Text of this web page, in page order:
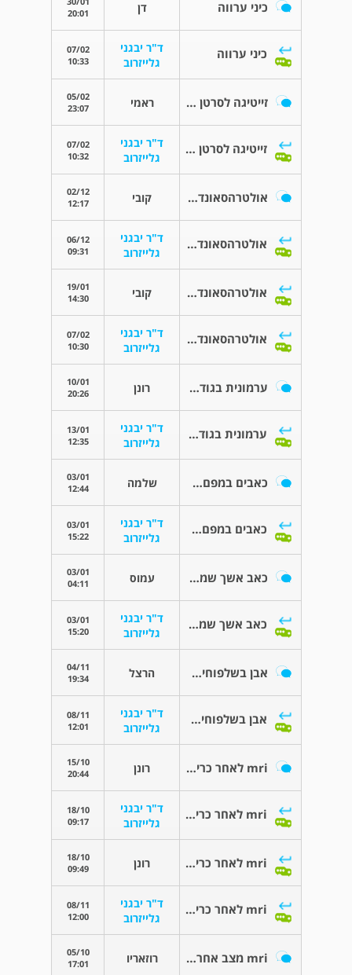
כיני ערווה דן
20:01
כיני ערווה
ד"ר יבגני
גלייזרוב
07/02
10:33
זייטיגה לסרטן ערמונית לא גרורתי ראמי
05/02
23:07
זייטיגה לסרטן ערמונית לא גרורתי
ד"ר יבגני
גלייזרוב
07/02
10:32
אולטרהסאונד ערמונית מצא ריבוי אבנים קובי
02/12
12:17
אולטרהסאונד ערמונית מצא ריבוי אבנים
ד"ר יבגני
גלייזרוב
06/12
09:31
אולטרהסאונד ערמונית מצא ריבוי אבנים קובי
19/01
14:30
אולטרהסאונד ערמונית מצא ריבוי אבנים
ד"ר יבגני
גלייזרוב
07/02
10:30
ערמונית בגודל חריג -סיכוי לסרטן?! רונן
10/01
20:26
ערמונית בגודל חריג -סיכוי לסרטן?!
ד"ר יבגני
גלייזרוב
13/01
12:35
כאבים במפםעה הימנית עם השלכה לאשך הימני. שלמה
03/01
12:44
כאבים במפםעה הימנית עם השלכה לאשך הימני.
ד"ר יבגני
גלייזרוב
03/01
15:22
כאב אשך שמאל לאחר איבחון פורסטטה מוגדלת עמוס
03/01
04:11
כאב אשך שמאל לאחר איבחון פורסטטה מוגדלת
ד"ר יבגני
גלייזרוב
03/01
15:20
אבן בשלפוחית השתן הרצל
04/11
19:34
אבן בשלפוחית השתן
ד"ר יבגני
גלייזרוב
08/11
12:01
mri לאחר כריתת rcc רונן
15/10
20:44
mri לאחר כריתת rcc
ד"ר יבגני
גלייזרוב
18/10
09:17
mri לאחר כריתת rcc רונן
18/10
09:49
mri לאחר כריתת rcc
ד"ר יבגני
גלייזרוב
08/11
12:00
mri מצב אחרי ניתוח רוזאריו
05/10
17:01